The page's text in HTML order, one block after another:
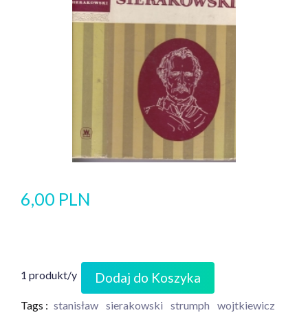
6,00 PLN
1 produkt/y Dodaj do Koszyka
Tags : stanisław sierakowski strumph wojtkiewicz